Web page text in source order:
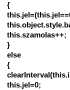
{
this.szamolas++;
}
else
{
this.jel=0;